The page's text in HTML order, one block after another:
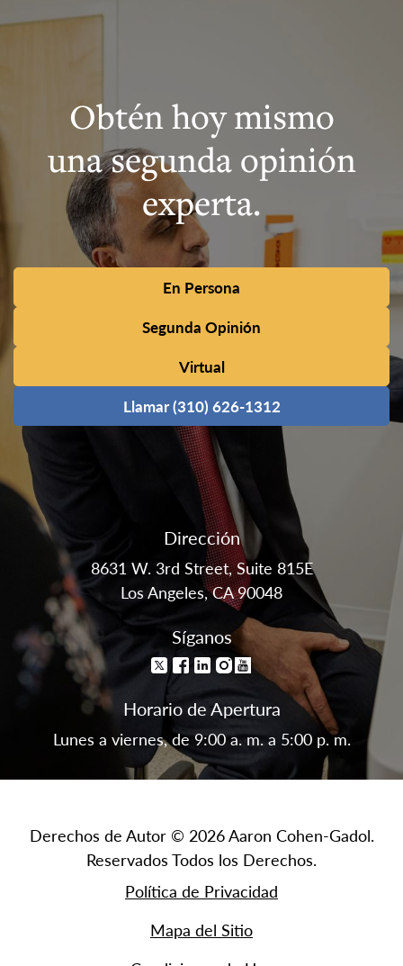
Obtén hoy mismo
una segunda opinión
experta.
En Persona
Segunda Opinión
Virtual
Llamar (310) 626-1312
Dirección
8631 W. 3rd Street, Suite 815E
Los Angeles, CA 90048
Síganos
Horario de Apertura
Lunes a viernes, de 9:00 a. m. a 5:00 p. m.
Derechos de Autor © 2026 Aaron Cohen-Gadol.
Reservados Todos los Derechos.
Política de Privacidad
Mapa del Sitio